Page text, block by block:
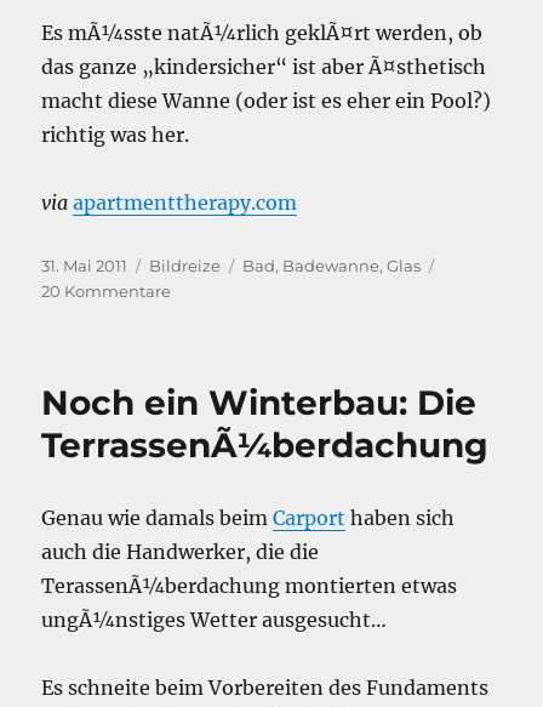
Es mÃ¼sste natÃ¼rlich geklÃ¤rt werden, ob
das ganze „kindersicher“ ist aber Ã¤sthetisch
macht diese Wanne (oder ist es eher ein Pool?)
richtig was her.
viaapartmenttherapy.com
Veröffentlicht
am
31. Mai 2011 Kategorien
Bildreize Schlagwörter
Bad, Badewanne,Glas
20 Kommentarezu
Noch ein Winterbau: Die
TerrassenÃ¼berdachung
Genau wie damals beimCarport haben sich
auch die Handwerker, die die
TerassenÃ¼berdachung montierten etwas
ungÃ¼nstiges Wetter ausgesucht…
Es schneite beim Vorbereiten des Fundaments